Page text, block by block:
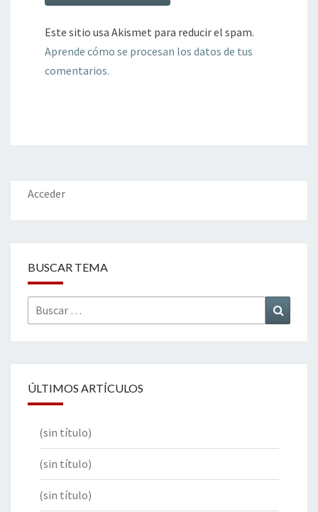
Este sitio usa Akismet para reducir el spam.
Aprende cómo se procesan los datos de tus
comentarios.
Acceder
BUSCAR TEMA
Buscar
por:
ÚLTIMOS ARTÍCULOS
(sin título)
(sin título)
(sin título)